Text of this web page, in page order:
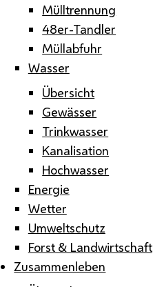
Mülltrennung
48er-Tandler
Müllabfuhr
Wasser
Übersicht
Gewässer
Trinkwasser
Kanalisation
Hochwasser
Energie
Wetter
Umweltschutz
Forst & Landwirtschaft
Zusammenleben